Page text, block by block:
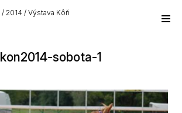
2014
Výstava Kôň
kon2014-sobota-1